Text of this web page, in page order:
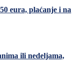
eura, plaćanje i na
ili nedeljama,